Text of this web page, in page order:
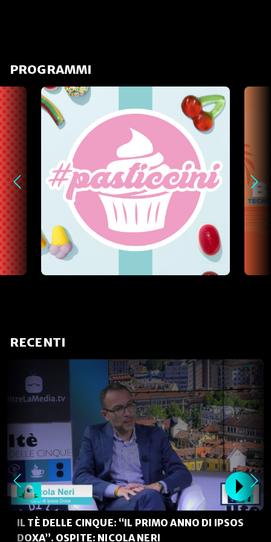
PROGRAMMI
RECENTI
IL TÈ DELLE CINQUE: “IL PRIMO ANNO DI IPSOS
DOXA”. OSPITE: NICOLA NERI